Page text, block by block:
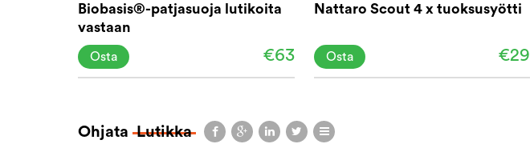
Biobasis®-patjasuoja lutikoita
vastaan
€63
Osta
Nattaro Scout 4 x tuoksusyötti
€29
Osta
Ohjata Lutikka